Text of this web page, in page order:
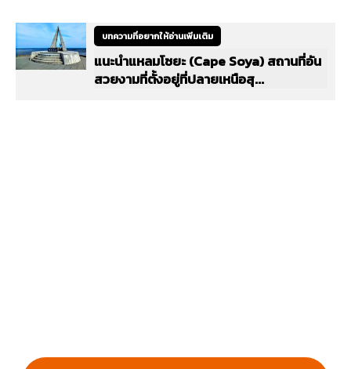
บทความที่อยากให้อ่านเพิ่มเติม
แนะนำแหลมโซยะ (Cape Soya) สถานที่อัน
สวยงามที่ตั้งอยู่ที่ปลายเหนือสุ...